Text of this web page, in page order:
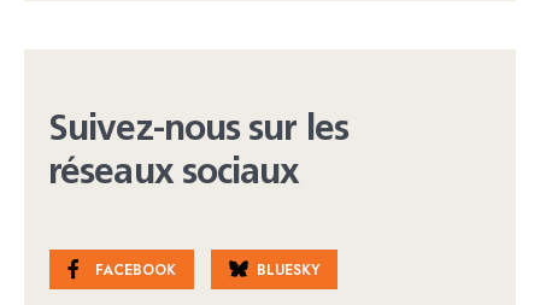
Suivez-nous sur les
réseaux sociaux
FACEBOOK BLUESKY